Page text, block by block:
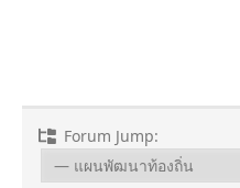
Forum Jump: